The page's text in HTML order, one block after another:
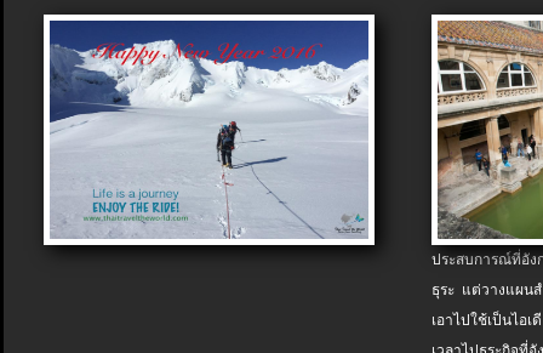
ประสบการณ์ที่อัง
ธุระ แต่วางแผน
เอาไปใช้เป็นไอ